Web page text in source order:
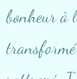
bonheur à